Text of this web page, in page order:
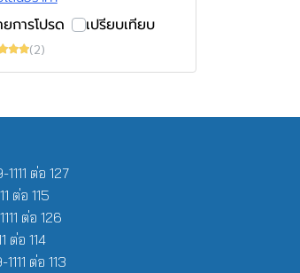
ยการโปรด เปรียบเทียบ
(2)
ต่อ 127
ต่อ 115
ต่อ 126
ต่อ 114
ต่อ 113